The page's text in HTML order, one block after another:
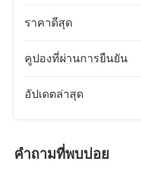
ราคาดีสุด
คูปองที่ผ่านการยืนยัน
อัปเดตล่าสุด
คำถามที่พบบ่อย